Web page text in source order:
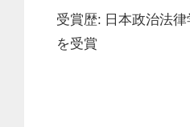
受賞歴: 日本政治法
を受賞